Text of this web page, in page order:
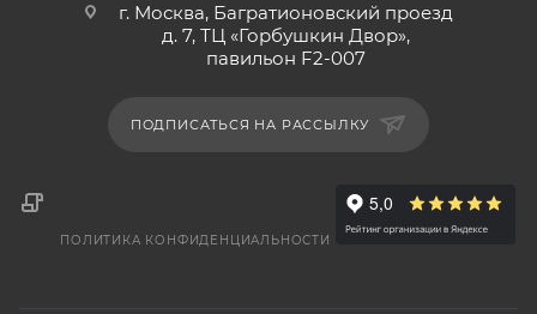
г. Москва, Багратионовский проезд
д. 7, ТЦ «Горбушкин Двор»,
павильон F2-007
ПОДПИСАТЬСЯ НА РАССЫЛКУ
ПОЛИТИКА КОНФИДЕНЦИАЛЬНОСТИ